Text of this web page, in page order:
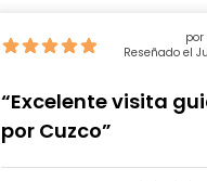
por
Reseñado el
“Excelente visita
por Cuzco”